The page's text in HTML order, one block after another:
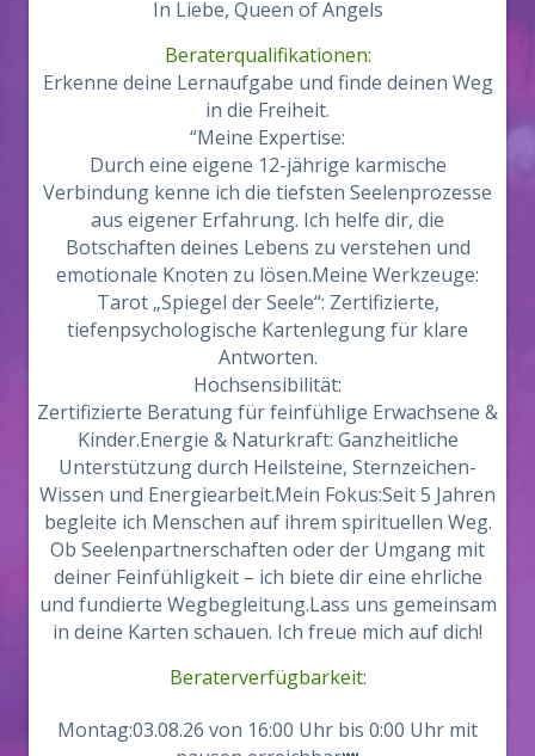
In Liebe, Queen of Angels
Beraterqualifikationen:
Erkenne deine Lernaufgabe und finde deinen Weg
in die Freiheit.
“Meine Expertise:
Durch eine eigene 12-jährige karmische
Verbindung kenne ich die tiefsten Seelenprozesse
aus eigener Erfahrung. Ich helfe dir, die
Botschaften deines Lebens zu verstehen und
emotionale Knoten zu lösen.Meine Werkzeuge:
Tarot „Spiegel der Seele“: Zertifizierte,
tiefenpsychologische Kartenlegung für klare
Antworten.
Hochsensibilität:
Zertifizierte Beratung für feinfühlige Erwachsene &
Kinder.Energie & Naturkraft: Ganzheitliche
Unterstützung durch Heilsteine, Sternzeichen-
Wissen und Energiearbeit.Mein Fokus:Seit 5 Jahren
begleite ich Menschen auf ihrem spirituellen Weg.
Ob Seelenpartnerschaften oder der Umgang mit
deiner Feinfühligkeit – ich biete dir eine ehrliche
und fundierte Wegbegleitung.Lass uns gemeinsam
in deine Karten schauen. Ich freue mich auf dich!
Beraterverfügbarkeit:
Montag:03.08.26 von 16:00 Uhr bis 0:00 Uhr mit